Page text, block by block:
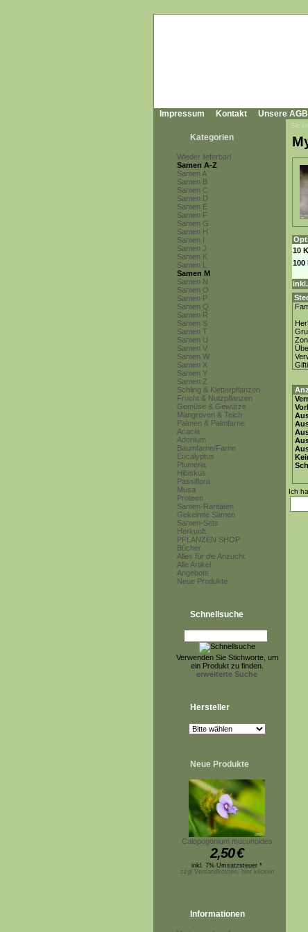
Impressum Kontakt Unsere AGB
Kategorien
Wieder lieferbar!
Samen A-Z
Samen A
Samen B
Samen C
Samen D
Samen E
Samen F
Samen G
Samen H
Samen I
Samen J
Samen K
Samen L
Samen M
Samen N
Samen O
Samen P
Samen Q
Samen R
Samen S
Samen T
Samen U
Samen V
Samen W
Samen X
Samen Y
Samen Z
Schling & Kletterpflanzen
Frucht & Nutzpflanzen
Gemüse & Gewürze
Mangroven & Teich
Palmen & Palmfarne
Acacia
Adenium
Baumfarne/Farne
Eucalyptus
Plumeria
Hibiskus
Passiflora
Musa
Proteen
Samen-Raritäten
Gekeimte Samen
Samen-Sets
Herkunft
PFLANZEN SHOP
Bücher
Alles für die Anzucht
Alle Artikel
Angebote
Neue Produkte
Schnellsuche
Verwenden Sie Stichworte, um
ein Produkt zu finden.
erweiterte Suche
Hersteller
Neue Produkte
Calopogonium mucunoides
2,50€
inkl. 7% Umsatzsteuer *
zzgl.Versandkosten, hier klicken
Informationen
Sie
10
100
Ich